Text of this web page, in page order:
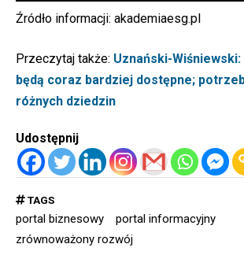
Źródło informacji: akademiaesg.pl
Przeczytaj także: Uznański-
będą coraz bardziej dostępne;
różnych dziedzin
Udostępnij
TAGS
portal biznesowy
portal informacyjny
zrównoważony rozwój